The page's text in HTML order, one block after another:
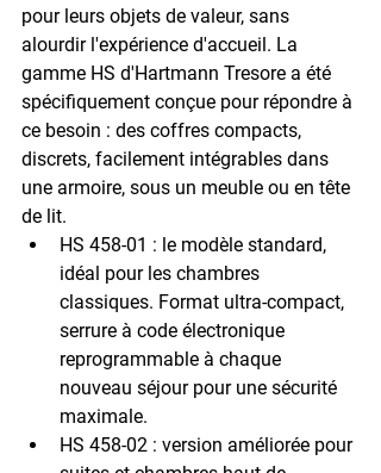
pour leurs objets de valeur, sans
alourdir l'expérience d'accueil. La
gamme HS d'Hartmann Tresore a été
spécifiquement conçue pour répondre à
ce besoin : des coffres compacts,
discrets, facilement intégrables dans
une armoire, sous un meuble ou en tête
de lit.
HS 458-01 : le modèle standard,
idéal pour les chambres
classiques. Format ultra-compact,
serrure à code électronique
reprogrammable à chaque
nouveau séjour pour une sécurité
maximale.
HS 458-02 : version améliorée pour